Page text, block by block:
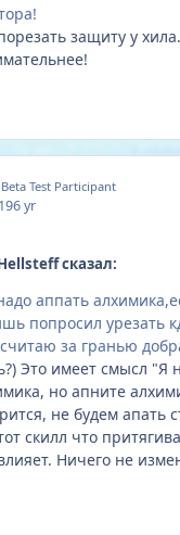
защиту у
Beta Test Participant
6 yr
сказал:
аппать
попросил урезать
за гранью
Это имеет смысл "Я
но апните
не будем апать
скилл что
Ничего не